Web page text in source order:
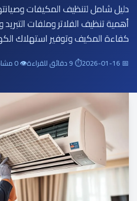
دليل شامل لتنظيف المكيفات
أهمية تنظيف الفلاتر وملفات
كفاءة المكيف وتوفير استهلاك
📅 2026-01-16 ⏱ 9 دقائق للقراءة 👁 0 مشاهدة